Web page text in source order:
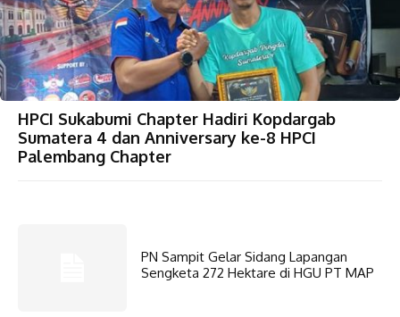
HPCI Sukabumi Chapter Hadiri Kopdargab
Sumatera 4 dan Anniversary ke-8 HPCI
Palembang Chapter
PN Sampit Gelar Sidang Lapangan
Sengketa 272 Hektare di HGU PT MAP